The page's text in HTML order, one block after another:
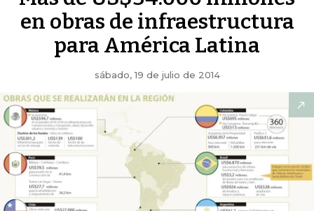
en obras de infraestructura
para América Latina
sábado, 19 de julio de 2014